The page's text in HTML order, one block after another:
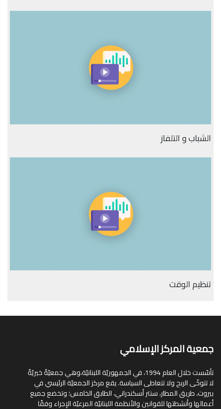
الشباب و التلفاز
تنظيم الوقت
جمعية المركز الإسلامي
تأسّست خلال العام 1994، في الجمهوريّة اللبنانيّة،وهي جمعيّةٌ خيريّةٌ
لا تتوخّى الربح ولا تتعاطى السياسة. يقع مركز الجمعيّة الرئيسي في
بيروت، طريق المطار، سنتر أسكندراني، الطابق الخامس؛ وتخضع جميع
أعمالها وأنشطتها للقوانين والأنظمة اللبنانيّة المرعيّة الإجراء وفقًا